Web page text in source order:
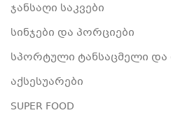
ჯანსაღი საკვები
სინჯები და პორციები
სპორტული ტანსაცმელი და
აქსესუარები
SUPER FOOD